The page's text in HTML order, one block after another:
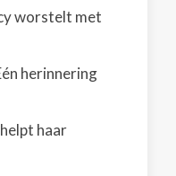
worstelt met
herinnering
haar